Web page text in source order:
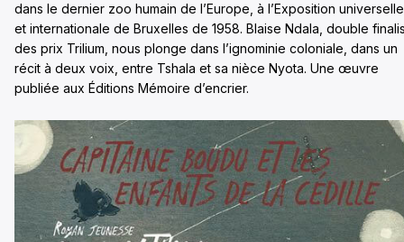
dans le dernier zoo humain de l’Europe, à l’Exposition universelle
et internationale de Bruxelles de 1958. Blaise Ndala, double
des prix Trilium, nous plonge dans l’ignominie coloniale, dans un
récit à deux voix, entre Tshala et sa nièce Nyota. Une œuvre
publiée aux Éditions Mémoire d’encrier.